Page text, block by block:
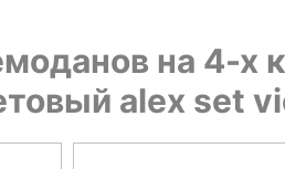
на 4-х
alex set